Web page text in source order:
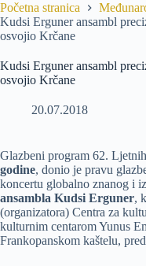
Početna stranica
Kudsi Erguner ansambl
osvojio Krčane
Kudsi Erguner ansambl
osvojio Krčane
20.07.2018
Glazbeni program 62.
godine, donio je pravu
koncertu globalno znanog i
ansambla Kudsi Erguner,
(organizatora) Centra za
kulturnim centarom Yunus
Frankopanskom kaštelu,